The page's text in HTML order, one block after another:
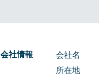
会社情報 会社名
所在地